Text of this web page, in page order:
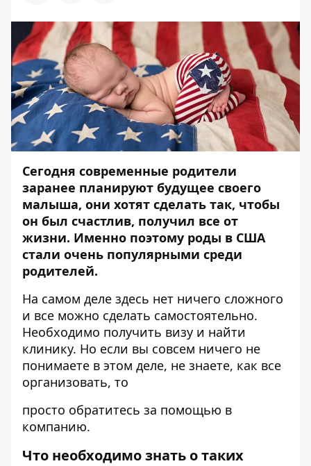
Сегодня современные родители
заранее планируют будущее своего
малыша, они хотят сделать так, чтобы
он был счастлив, получил все от
жизни. Именно поэтому роды в США
стали очень популярными среди
родителей.
На самом деле здесь нет ничего сложного
и все можно сделать самостоятельно.
Необходимо получить визу и найти
клинику. Но если вы совсем ничего не
понимаете в этом деле, не знаете, как все
организовать, то
просто обратитесь за помощью в
компанию.
Что необходимо знать о таких